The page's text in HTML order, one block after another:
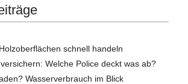
schnell handeln
Welche Police deckt was ab?
Wasserverbrauch im Blick